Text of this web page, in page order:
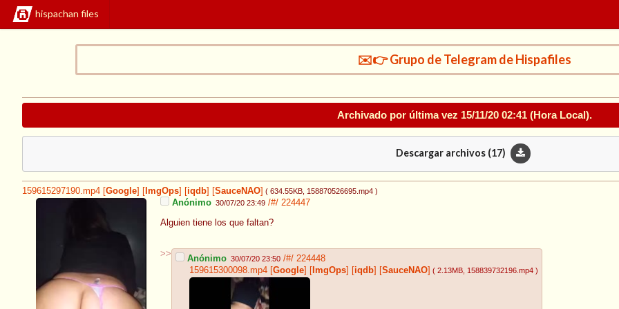
hispachan files
✉️👉 Grupo de Telegram de Hispafiles
Archivado por última vez 15/11/20 02:41(Hora Local).
Descargar archivos (17)
159615297190.mp4 Google ImgOps iqdb SauceNAO ( 634.55KB , 158870526695.mp4 )
Anónimo 30/07/20 23:49 /#/ 224447
Alguien tiene los que faltan?
>> Anónimo 30/07/20 23:50 /#/ 224448
159615300098.mp4[Google] [ImgOps] [iqdb] [SauceNAO] ( 2.13MB, 158839732196.mp4)